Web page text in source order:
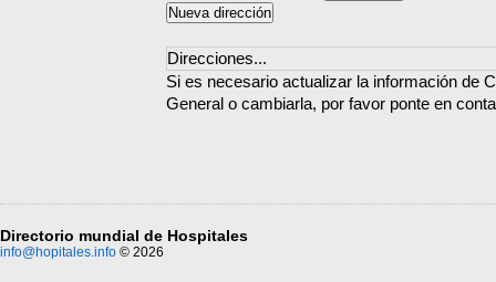
Direcciones...
Si es necesario actualizar la información de
General o cambiarla, por favor ponte en
Directorio mundial de Hospitales
info@hopitales.info © 2026